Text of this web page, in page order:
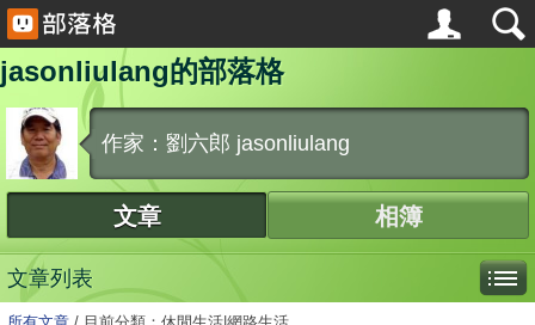
jasonliulang的部落格
作家：劉六郎 jasonliulang
文章 相簿
文章列表